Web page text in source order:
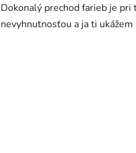
Dokonalý prechod farieb je pri
nevyhnutnosťou a ja ti ukážem